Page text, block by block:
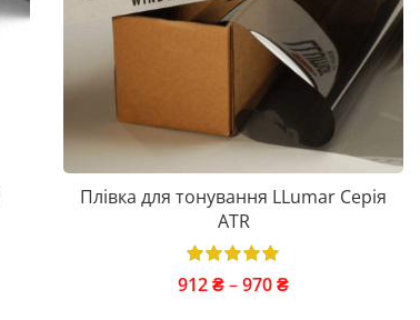
Плівка для тонування LLumar Серія
ATR
912₴–970₴